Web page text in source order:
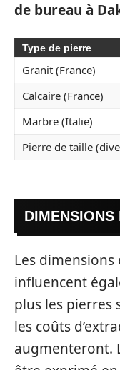
de bureau à
Type de pierre
Granit (France)
Calcaire (France)
Marbre (Italie)
Pierre de taille
DIMENSIONS
Les
influencent
plus les pierres
les coûts
augmenteront.